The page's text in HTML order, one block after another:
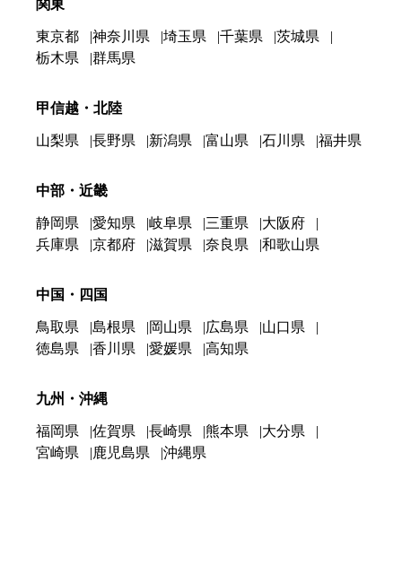
関東
東京都 神奈川県 埼玉県 千葉県
茨城県
栃木県
群馬県
甲信越・北陸
山梨県 長野県 新潟県 富山県 石川県 福井県
中部・近畿
静岡県 愛知県 岐阜県 三重県
大阪府
兵庫県
京都府 滋賀県 奈良県 和歌山県
中国・四国
鳥取県 島根県 岡山県 広島県
山口県
徳島県
香川県 愛媛県 高知県
九州・沖縄
福岡県 佐賀県 長崎県 熊本県
大分県
宮崎県
鹿児島県 沖縄県